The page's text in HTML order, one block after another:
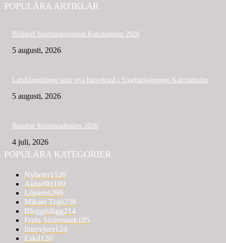
POPULÄRA ARTIKLAR
Bildspel Sparbanksjoggen Katrineholm 2026
5 augusti, 2026
Landslagslöpare satte nya banrekord i Sparbanksjoggen Katrineholm
5 augusti, 2026
Resultat Strömstadmilen 2026
4 juli, 2026
POPULÄRA KATEGORIER
Nyheter1520
Aktuellt1189
Löparen269
Mikael Tisjö238
Blogginlägg214
Frida Södermark185
Intervjuer124
Eskil120